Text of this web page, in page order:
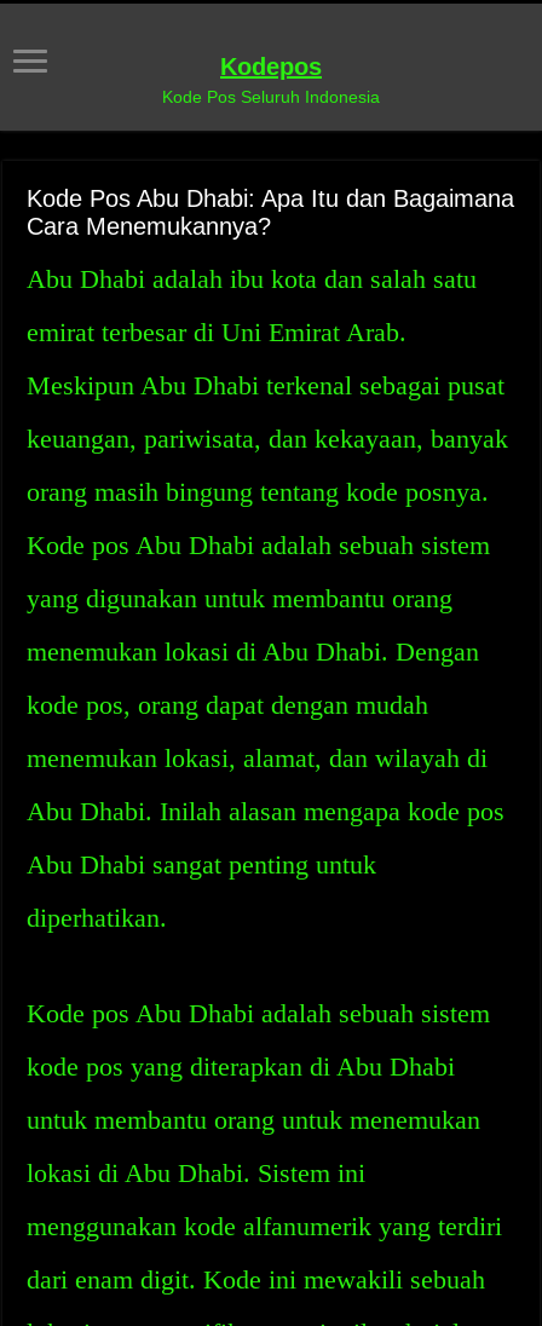
Kodepos
Kode Pos Seluruh Indonesia
Kode Pos Abu Dhabi: Apa Itu dan Bagaimana
Cara Menemukannya?
Abu Dhabi adalah ibu kota dan salah satu
emirat terbesar di Uni Emirat Arab.
Meskipun Abu Dhabi terkenal sebagai pusat
keuangan, pariwisata, dan kekayaan, banyak
orang masih bingung tentang kode posnya.
Kode pos Abu Dhabi adalah sebuah sistem
yang digunakan untuk membantu orang
menemukan lokasi di Abu Dhabi. Dengan
kode pos, orang dapat dengan mudah
menemukan lokasi, alamat, dan wilayah di
Abu Dhabi. Inilah alasan mengapa kode pos
Abu Dhabi sangat penting untuk
diperhatikan.
Kode pos Abu Dhabi adalah sebuah sistem
kode pos yang diterapkan di Abu Dhabi
untuk membantu orang untuk menemukan
lokasi di Abu Dhabi. Sistem ini
menggunakan kode alfanumerik yang terdiri
dari enam digit. Kode ini mewakili sebuah